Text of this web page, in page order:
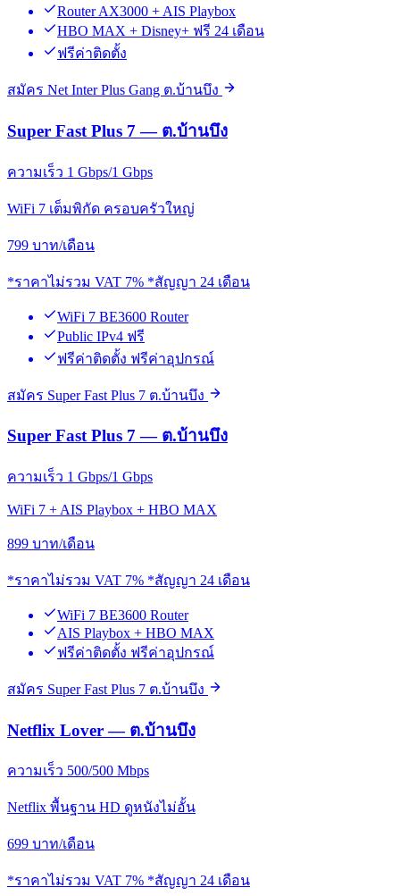
Router AX3000 + AIS Playbox
HBO MAX + Disney+ ฟรี 24 เดือน
ฟรีค่าติดตั้ง
สมัคร Net Inter Plus Gang ต.บ้านบึง
Super Fast Plus 7 — ต.บ้านบึง
ความเร็ว 1 Gbps/1 Gbps
WiFi 7 เต็มพิกัด ครอบครัวใหญ่
799 บาท/เดือน
*ราคาไม่รวม VAT 7% *สัญญา 24 เดือน
WiFi 7 BE3600 Router
Public IPv4 ฟรี
ฟรีค่าติดตั้ง ฟรีค่าอุปกรณ์
สมัคร Super Fast Plus 7 ต.บ้านบึง
Super Fast Plus 7 — ต.บ้านบึง
ความเร็ว 1 Gbps/1 Gbps
WiFi 7 + AIS Playbox + HBO MAX
899 บาท/เดือน
*ราคาไม่รวม VAT 7% *สัญญา 24 เดือน
WiFi 7 BE3600 Router
AIS Playbox + HBO MAX
ฟรีค่าติดตั้ง ฟรีค่าอุปกรณ์
สมัคร Super Fast Plus 7 ต.บ้านบึง
Netflix Lover — ต.บ้านบึง
ความเร็ว 500/500 Mbps
Netflix พื้นฐาน HD ดูหนังไม่อั้น
699 บาท/เดือน
*ราคาไม่รวม VAT 7% *สัญญา 24 เดือน